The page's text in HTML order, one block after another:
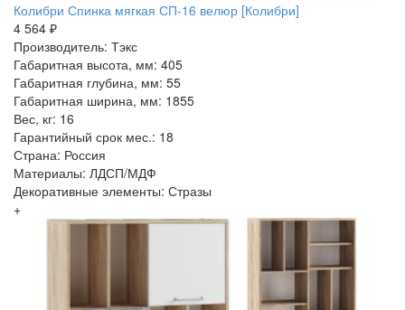
Колибри Спинка мягкая СП-16 велюр [Колибри]
4 564 ₽
Производитель: Тэкс
Габаритная высота, мм: 405
Габаритная глубина, мм: 55
Габаритная ширина, мм: 1855
Вес, кг: 16
Гарантийный срок мес.: 18
Страна: Россия
Материалы: ЛДСП/МДФ
Декоративные элементы: Стразы
+